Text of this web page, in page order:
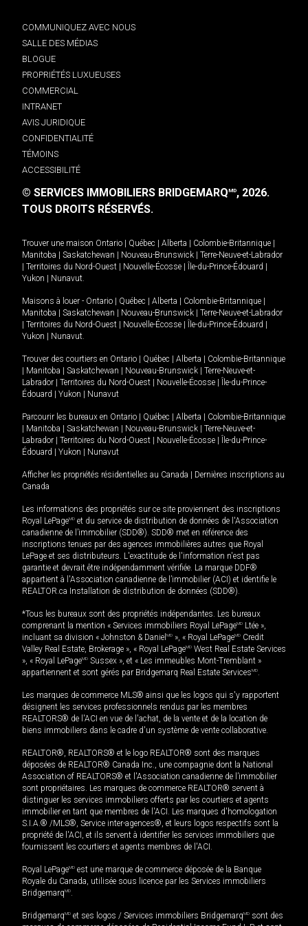
COMMUNIQUEZ AVEC NOUS
SALLE DES MÉDIAS
BLOGUE
PROPRIÉTÉS LUXUEUSES
COMMERCIAL
INTRANET
AVIS JURIDIQUE
CONFIDENTIALITÉ
TÉMOINS
ACCESSIBILITÉ
© SERVICES IMMOBILIERS BRIDGEMARQMD, 2026.
TOUS DROITS RÉSERVÉS.
Trouver une maison Ontario Québec Alberta Colombie-Britannique
Manitoba
Saskatchewan Nouveau-Brunswick
Terre-Neuve-et-Labrador
Territoires du Nord-Ouest Nouvelle-Écosse Île-du-Prince-Édouard
Yukon
Nunavut.
Maisons à louer - Ontario Québec Alberta Colombie-Britannique
Manitoba
Saskatchewan Nouveau-Brunswick
Terre-Neuve-et-Labrador
Territoires du Nord-Ouest Nouvelle-Écosse Île-du-Prince-Édouard
Yukon
Nunavut.
Trouver des courtiers en Ontario Québec Alberta
Colombie-Britannique
Manitoba Saskatchewan Nouveau-Brunswick
Terre-Neuve-et-
Labrador
Territoires du Nord-Ouest Nouvelle-Écosse
Île-du-Prince-
Édouard
Yukon Nunavut
Parcourir les bureaux en Ontario Québec Alberta
Colombie-Britannique
Manitoba Saskatchewan Nouveau-Brunswick
Terre-Neuve-et-
Labrador
Territoires du Nord-Ouest Nouvelle-Écosse
Île-du-Prince-
Édouard
Yukon Nunavut
Afficher les propriétés résidentielles au Canada
Dernières inscriptions au
Canada
Les informations des propriétés sur ce site proviennent des inscriptions
Royal LePageMD et du service de distribution de données de l'Association
canadienne de l’immobilier (SDD®). SDD® met en référence des
inscriptions tenues par des agences immobilières autres que Royal
LePage et ses distributeurs. L'exactitude de l'information n'est pas
garantie et devrait être indépendamment vérifiée. La marque DDF®
appartient à l'Association canadienne de l’immobilier (ACI) et identifie le
REALTOR.ca Installation de distribution de données (SDD®).
*Tous les bureaux sont des propriétés indépendantes. Les bureaux
comprenant la mention « Services immobiliers Royal LePageMD Ltée »,
incluant sa division « Johnston & Daniel MD », « Royal LePageMD Credit
Valley Real Estate, Brokerage », « Royal LePageMD West Real Estate Services
», « Royal LePageMD Sussex », et « Les immeubles Mont-Tremblant »
appartiennent et sont gérés par Bridgemarq Real Estate ServicesMD.
Les marques de commerce MLS® ainsi que les logos qui s'y rapportent
désignent les services professionnels rendus par les membres
REALTORS® de l'ACI en vue de l'achat, de la vente et de la location de
biens immobiliers dans le cadre d'un système de vente collaborative.
REALTOR®, REALTORS® et le logo REALTOR® sont des marques
déposées de REALTOR® Canada Inc., une compagnie dont la National
Association of REALTORS® et l'Association canadienne de l’immobilier
sont propriétaires. Les marques de commerce REALTOR® servent à
distinguer les services immobiliers offerts par les courtiers et agents
immobilier en tant que membres de l'ACI. Les marques d'homologation
S.I.A.® /MLS®, Service inter-agences®, et leurs logos respectifs sont la
propriété de l'ACI, et ils servent à identifier les services immobiliers que
fournissent les courtiers et agents membres de l'ACI.
Royal LePageMD est une marque de commerce déposée de la Banque
Royale du Canada, utilisée sous licence par les Services immobiliers
BridgemarqMD.
BridgemarqMD et ses logos / Services immobiliers BridgemarqMD sont des